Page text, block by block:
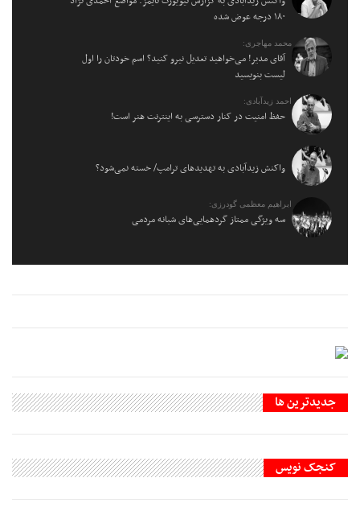
۱۸۰ درجه عوض شده
محمد مهاجری:
آقای مدیر! می‌خواهید تعدیل نیرو کنید؟ اسم خودتان را اول
لیست بنویسید
احمد زیدآبادی:
حفظ امنیت در کنار دسترسی به اینترنت هنر است!
واکنش زیدآبادی به تهدیدهای ترامپ/ خسته نمی‌شود؟
ابراهیم معظمی گودرزی:
سه ویژگی ممتاز گردهمایی‌های شبانه مردمی
جديدترين ها
کنجک نویس